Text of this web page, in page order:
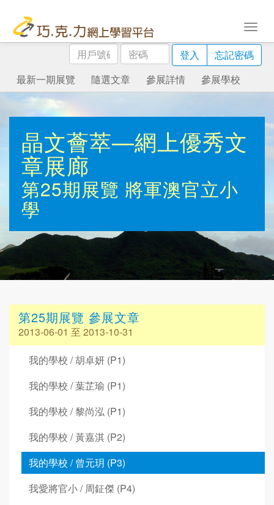
用
戶
號
碼
密
碼
登入
忘記密碼
最新一期展覽
隨選文章 參展詳情 參展學校
晶文薈萃—網上優秀文
章展廊
第25期展覽 將軍澳官立小
學
第25期展覽 參展文章
2013-06-01 至 2013-10-31
我的學校 / 胡卓妍 (P1)
我的學校 / 葉芷瑜 (P1)
我的學校 / 黎尚泓 (P1)
我的學校 / 黃嘉淇 (P2)
我的學校 / 曾元玥 (P3)
我愛將官小 / 周鉦傑 (P4)